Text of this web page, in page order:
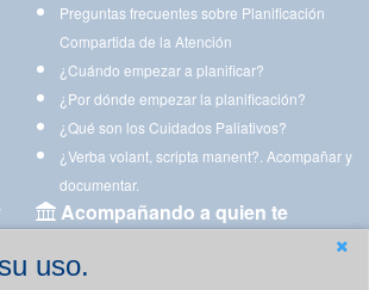
uso.
Preguntas frecuentes sobre Planificación
Compartida de la Atención
¿Cuándo empezar a planificar?
¿Por dónde empezar la planificación?
¿Qué son los Cuidados Paliativos?
¿Verba volant, scripta manent?. Acompañar y
documentar.
Acompañando a quien te
Aplicaciones para descargar